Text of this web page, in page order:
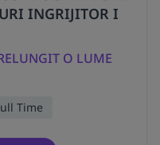
INGRIJITOR I
O LUME
Time